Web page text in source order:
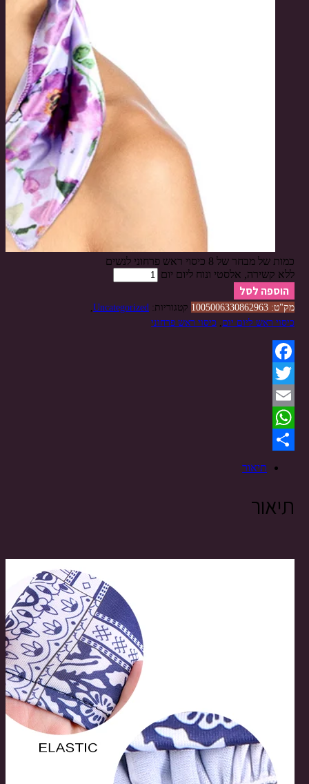
כמות של מבחר של 8 כיסוי ראש פרחוני לנשים
ללא קשירה, אלסטי ונוח ליום יום
הוספה לסל
מק"ט: 1005006330862963 קטגוריות: Uncategorized
,
כיסוי ראש ליום יום, כיסוי ראש פרחוני
Facebook
Twitter
Email
WhatsApp
תיאור
תיאור